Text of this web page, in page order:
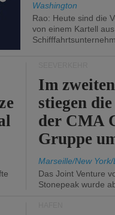
Washington
Rao: Heute sind die
von einem Kartell
Im
stiegen
der CMA
Gruppe
Marseille/New
Das Joint Venture
Stonepeak wurde